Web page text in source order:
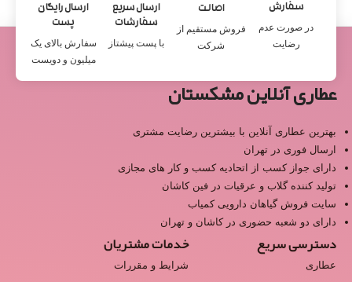
سفارش
در صورت عدم
رضایت
اصالت
فروش مستقیم از
شرکت
ارسال سریع
سفارشات
با پست پیشتاز
ارسال رایگان
پست
سفارش بالای یک
میلیون و دویست
عطاری آنلاین مشکستان
بهترین عطاری آنلاین با بیشترین رضایت مشتری
ارسال فوری در تهران
دارای جواز کسب از اتحادیه کسب و کار های مجازی
تولید کننده گلاب و عرقیات در فین کاشان
سایت فروش گیاهان دارویی کمیاب
دارای دو شعبه حضوری در کاشان و تهران
دسترسی سریع
عطاری
خدمات مشتریان
شرایط و مقررات